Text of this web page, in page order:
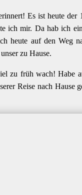
Es ist heute der
ich mir. Da hab ich
heute auf den Weg
zu Hause.
zu früh wach! Habe
Reise nach Hause